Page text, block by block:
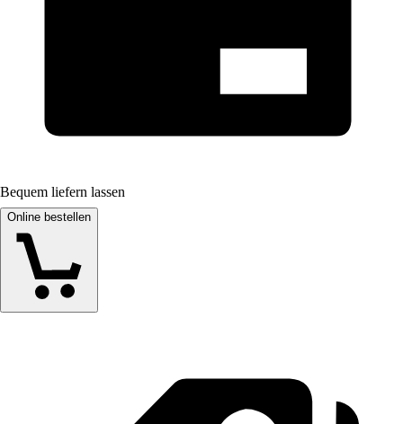
Bequem liefern lassen
Online bestellen